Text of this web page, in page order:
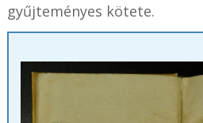
gyűjteményes kötete.